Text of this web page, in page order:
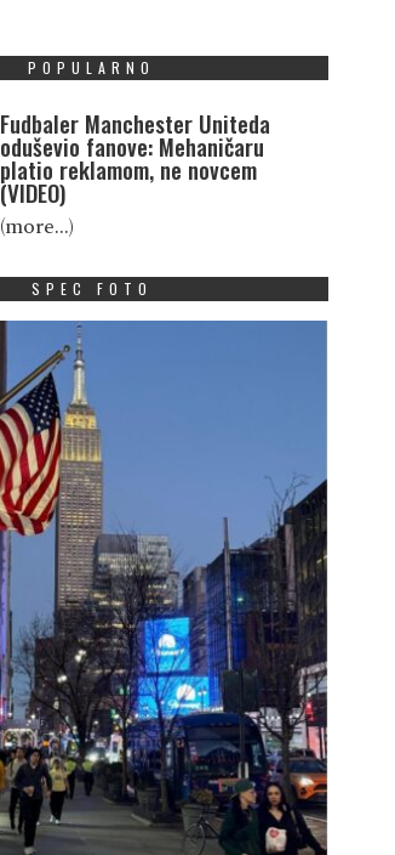
POPULARNO
Fudbaler Manchester Uniteda
oduševio fanove: Mehaničaru
platio reklamom, ne novcem
(VIDEO)
(more…)
SPEC FOTO